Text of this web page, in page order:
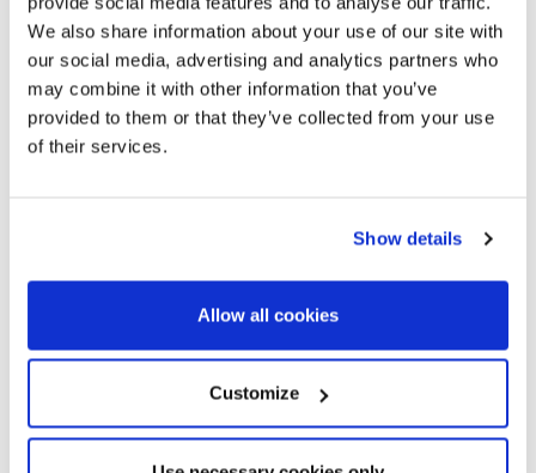
We also share information about your use of our site with
our social media, advertising and analytics partners who
may combine it with other information that you’ve
provided to them or that they’ve collected from your use
of their services.
Show details
Allow all cookies
Customize
146 m²
Surface bâtie
4
Chambres à coucher
3
Salles de bains